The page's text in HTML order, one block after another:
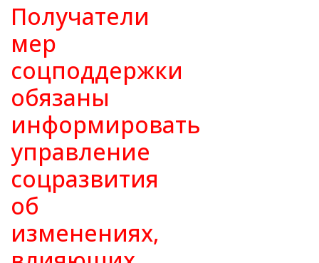
Получатели
мер
соцподдержки
обязаны
информировать
управление
соцразвития
об
изменениях,